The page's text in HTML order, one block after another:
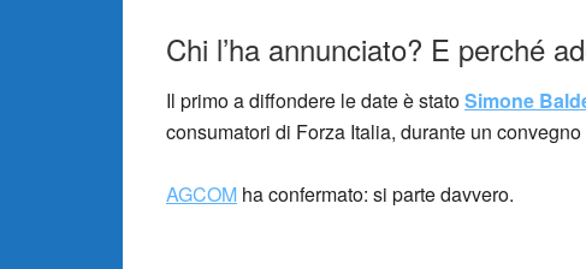
Chi l’ha annunciato? E perché
Il primo a diffondere le date è statoSimone
consumatori di Forza Italia, durante un
AGCOM ha confermato: si parte davvero.